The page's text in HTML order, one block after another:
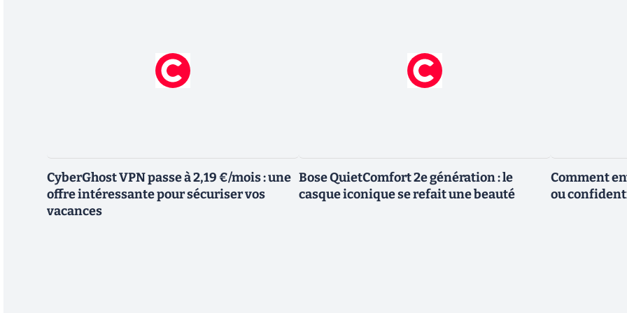
CyberGhost VPN passe à 2,19 €/mois : une
offre intéressante pour sécuriser vos
vacances
Bose QuietComfort 2e génération : le
casque iconique se refait une beauté
Comment
ou